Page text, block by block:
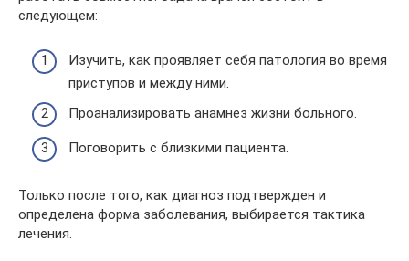
следующем:
Изучить, как проявляет себя патология во время
приступов и между ними.
Проанализировать анамнез жизни больного.
Поговорить с близкими пациента.
Только после того, как диагноз подтвержден и
определена форма заболевания, выбирается тактика
лечения.